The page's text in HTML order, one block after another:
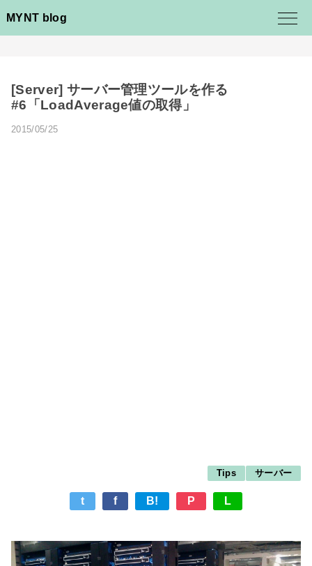
MYNT blog
[Server] サーバー管理ツールを作る
#6「LoadAverage値の取得」
2015/05/25
Tips サーバー
t f B! P L